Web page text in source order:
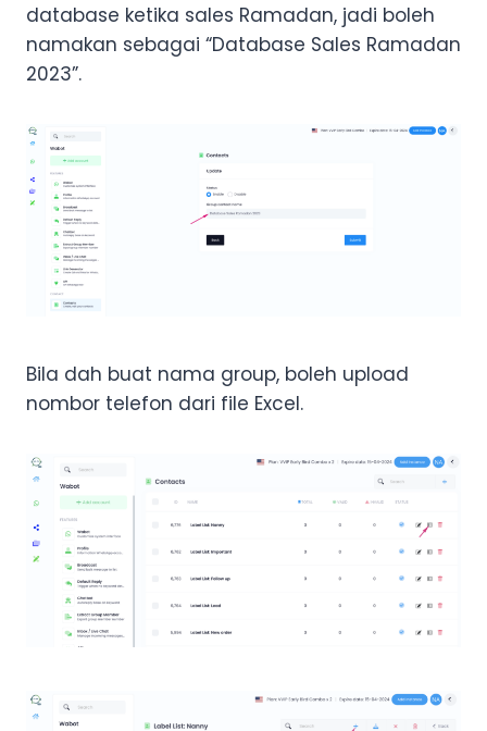
database ketika sales Ramadan, jadi boleh
namakan sebagai “Database Sales Ramadan
2023”.
Bila dah buat nama group, boleh upload
nombor telefon dari file Excel.